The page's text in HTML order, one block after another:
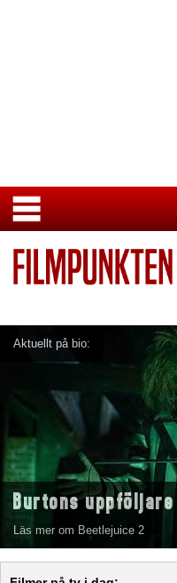
Aktuellt på bio:
Burtons
Läs mer om Beetlejuice 2